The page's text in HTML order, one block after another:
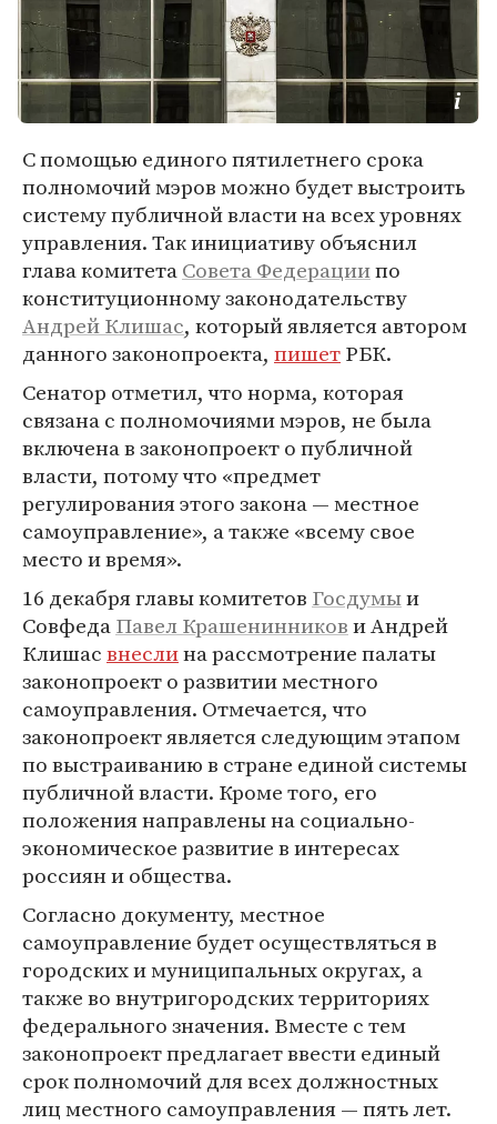
C помощью единого пятилетнего срока
полномочий мэров можно будет выстроить
систему публичной власти на всех уровнях
управления. Так инициативу объяснил
глава комитетаСовета Федерациипо
конституционному законодательству
Андрей Клишас, который является автором
данного законопроекта, пишетРБК.
Сенатор отметил, что норма, которая
связана с полномочиями мэров, не была
включена в законопроект о публичной
власти, потому что «предмет
регулирования этого закона — местное
самоуправление», а также «всему свое
место и время».
16 декабря главы комитетов Госдумыи
СовфедаПавел Крашенинникови Андрей
Клишасвнеслина рассмотрение палаты
законопроект о развитии местного
самоуправления. Отмечается, что
законопроект является следующим этапом
по выстраиванию в стране единой системы
публичной власти. Кроме того, его
положения направлены на социально-
экономическое развитие в интересах
россиян и общества.
Согласно документу, местное
самоуправление будет осуществляться в
городских и муниципальных округах, а
также во внутригородских территориях
федерального значения. Вместе с тем
законопроект предлагает ввести единый
срок полномочий для всех должностных
лиц местного самоуправления — пять лет.